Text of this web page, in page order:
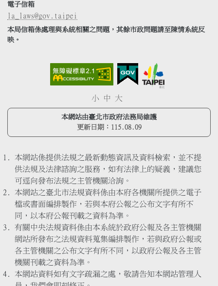
電子信箱
la_laws@gov.taipei
本局信箱係處理與系統相關之問題，其餘市政問題請至陳情系統反
映。
小 中 大
本網站由臺北市政府法務局維護
更新日期： 115.08.09
本網站係提供法規之最新動態資訊及資料檢索，並不提
供法規及法律諮詢之服務，如有法律上的疑義，建議您
可逕向發布法規之主管機關洽詢。
本網站之臺北市法規資料係由本府各機關所提供之電子
檔或書面編排製作，若與本府公報之公布文字有所不
同，以本府公報刊載之資料為準。
有關中央法規資料係由本系統於政府公報及各主管機關
網站所發布之法規資料蒐集編排製作，若與政府公報或
各主管機關之公布文字有所不同，以政府公報及各主管
機關刊載之資料為準。
本網站資料如有文字疏漏之處，敬請告知本網站管理人